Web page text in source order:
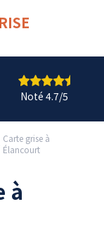
Noté 4.7/5
Carte grise à
Élancourt
à